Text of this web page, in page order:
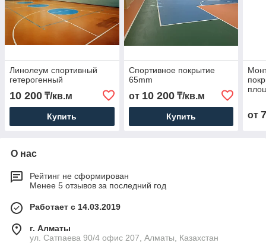
Линолеум спортивный
гетерогенный
10 200 ₸/кв.м
Купить
Cпортивное покрытие
65mm
от 10 200₸/кв.м
Купить от
О нас
Рейтинг не сформирован
Менее 5 отзывов за последний год
Работает с 14.03.2019
г. Алматы
ул. Сатпаева 90/4 офис 207, Алматы, Казахстан